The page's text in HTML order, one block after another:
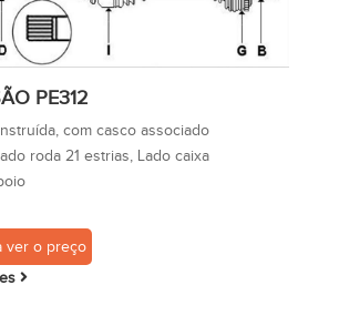
PE312
com casco associado
roda 21 estrias, Lado caixa
ver o preço